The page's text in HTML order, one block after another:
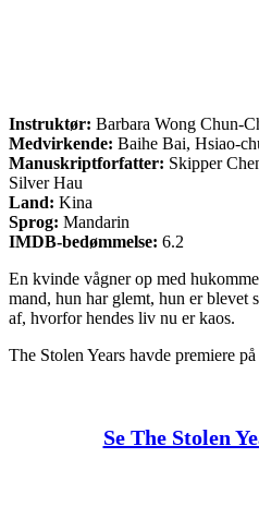
Instruktør: Barbara Wong Chun-
Medvirkende: Baihe Bai, Hsiao-
Manuskriptforfatter: Skipper
Silver Hau
Land: Kina
Sprog: Mandarin
IMDB-bedømmelse: 6.2
En kvinde vågner op med
mand, hun har glemt, hun er
af, hvorfor hendes liv nu er kaos.
The Stolen Years havde premiere
Se The Stolen